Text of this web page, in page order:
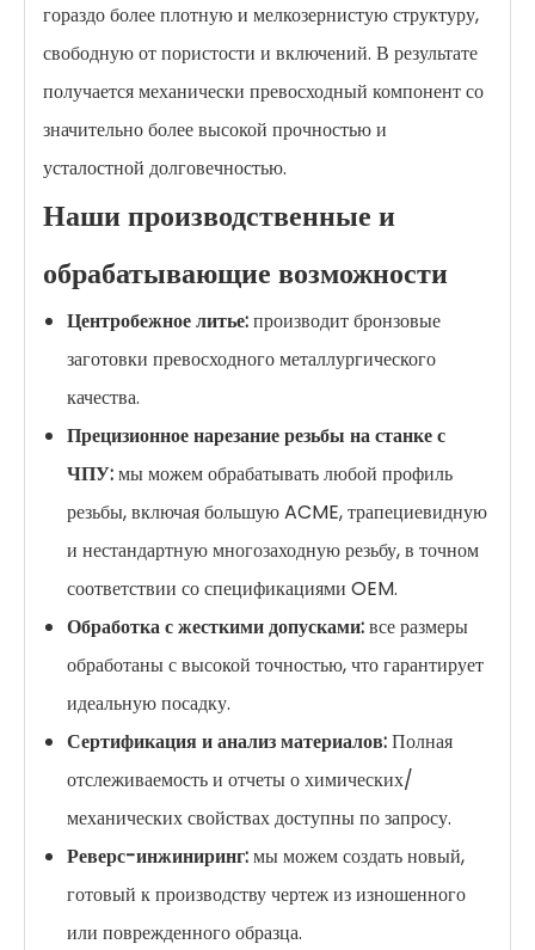
гораздо более плотную и мелкозернистую структуру,
свободную от пористости и включений. В результате
получается механически превосходный компонент со
значительно более высокой прочностью и
усталостной долговечностью.
Наши производственные и
обрабатывающие возможности
Центробежное литье:производит бронзовые
заготовки превосходного металлургического
качества.
Прецизионное нарезание резьбы на станке с
ЧПУ:мы можем обрабатывать любой профиль
резьбы, включая большую ACME, трапециевидную
и нестандартную многозаходную резьбу, в точном
соответствии со спецификациями OEM.
Обработка с жесткими допусками:все размеры
обработаны с высокой точностью, что гарантирует
идеальную посадку.
Сертификация и анализ материалов:Полная
отслеживаемость и отчеты о химических/
механических свойствах доступны по запросу.
Реверс-инжиниринг:мы можем создать новый,
готовый к производству чертеж из изношенного
или поврежденного образца.